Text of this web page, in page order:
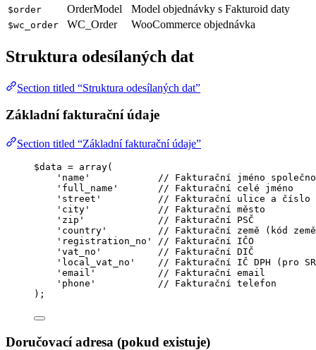
$order OrderModel Model objednávky s Fakturoid daty
$wc_order WC_Order WooCommerce objednávka
Struktura odesílaných dat
Section titled “Struktura odesílaných dat”
Základní fakturační údaje
Section titled “Základní fakturační údaje”
$data = array(
' name '
// Fakturační jméno
' full_name '
// Fakturační celé jméno
' street '
// Fakturační ulice a číslo
' city '
// Fakturační město
' zip '
// Fakturační PSČ
' country '
// Fakturační země (kód
' registration_no '
// Fakturační IČO
' vat_no '
// Fakturační DIČ
' local_vat_no '
// Fakturační IČ DPH (pro
' email '
// Fakturační email
' phone '
// Fakturační telefon
);
Doručovací adresa (pokud existuje)